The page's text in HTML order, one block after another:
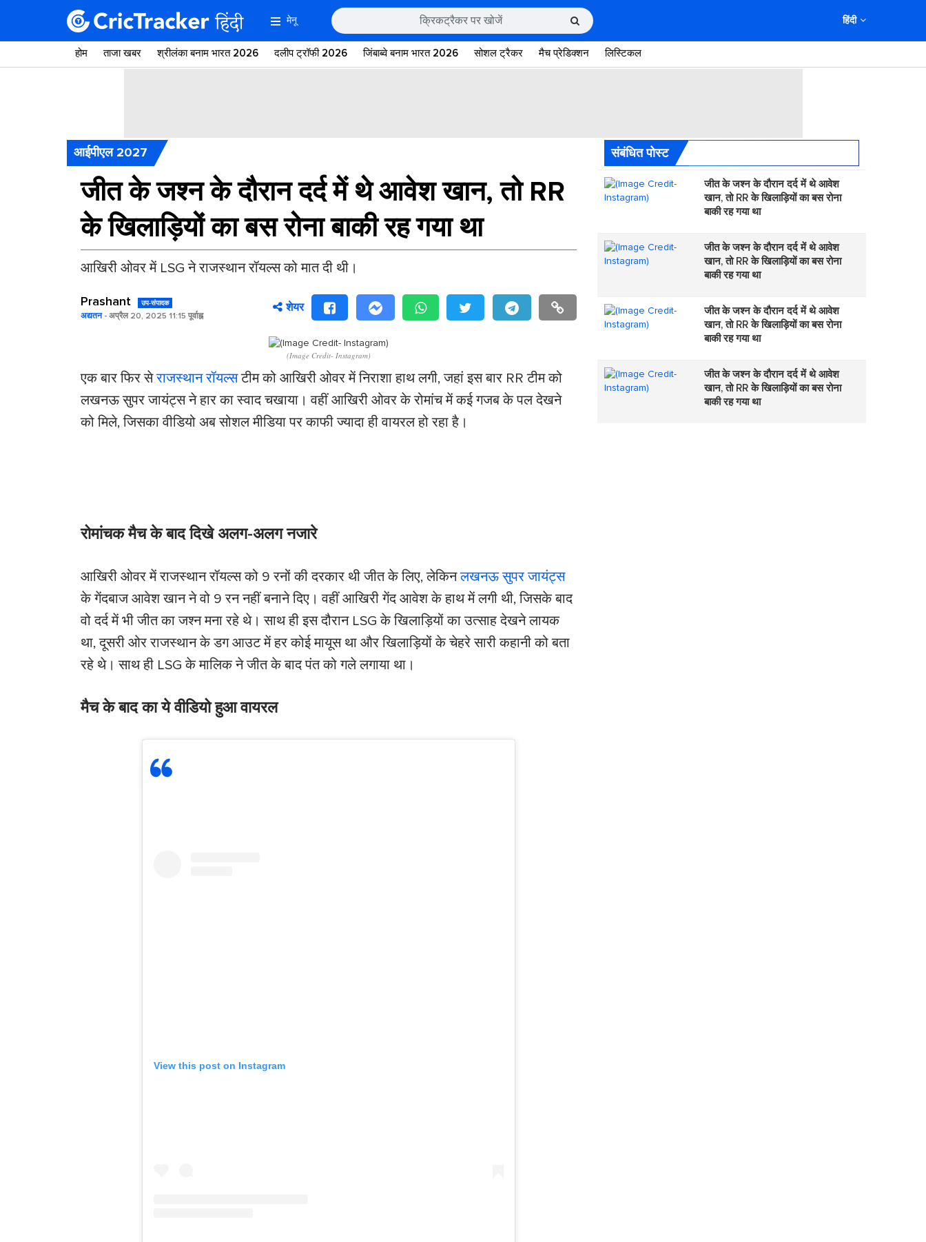
मेनू हिंदी
होम ताजा खबर श्रीलंका बनाम भारत 2026 दलीप ट्रॉफी 2026 जिंबाब्वे बनाम भारत 2026 सोशल ट्रैकर मैच प्रेडिक्शन लिस्टिकल
आईपीएल 2027
जीत के जश्न के दौरान दर्द में थे आवेश खान, तो RR
के खिलाड़ियों का बस रोना बाकी रह गया था
आखिरी ओवर में LSG ने राजस्थान रॉयल्स को मात दी थी।
Prashant उप-संपादक
अद्यतन- अप्रैल 20, 2025 11:15 पूर्वाह्न
शेयर
(Image Credit- Instagram)
एक बार फिर सेराजस्थान रॉयल्सटीम को आखिरी ओवर में निराशा हाथ लगी, जहां इस बार RR टीम को
लखनऊ सुपर जायंट्स ने हार का स्वाद चखाया। वहीं आखिरी ओवर के रोमांच में कई गजब के पल देखने
को मिले, जिसका वीडियो अब सोशल मीडिया पर काफी ज्यादा ही वायरल हो रहा है।
रोमांचक मैच के बाद दिखे अलग-अलग नजारे
आखिरी ओवर में राजस्थान रॉयल्स को 9 रनों की दरकार थी जीत के लिए, लेकिनलखनऊ सुपर जायंट्स
के गेंदबाज आवेश खान ने वो 9 रन नहीं बनाने दिए। वहीं आखिरी गेंद आवेश के हाथ में लगी थी, जिसके बाद
वो दर्द में भी जीत का जश्न मना रहे थे। साथ ही इस दौरान LSG के खिलाड़ियों का उत्साह देखने लायक
था, दूसरी ओर राजस्थान के डग आउट में हर कोई मायूस था और खिलाड़ियों के चेहरे सारी कहानी को बता
रहे थे। साथ ही LSG के मालिक ने जीत के बाद पंत को गले लगाया था।
मैच के बाद का ये वीडियो हुआ वायरल
View this post on Instagram
संबंधित पोस्ट
जीत के जश्न के दौरान दर्द में थे आवेश
खान, तो RR के खिलाड़ियों का बस रोना
बाकी रह गया था
जीत के जश्न के दौरान दर्द में थे आवेश
खान, तो RR के खिलाड़ियों का बस रोना
बाकी रह गया था
जीत के जश्न के दौरान दर्द में थे आवेश
खान, तो RR के खिलाड़ियों का बस रोना
बाकी रह गया था
जीत के जश्न के दौरान दर्द में थे आवेश
खान, तो RR के खिलाड़ियों का बस रोना
बाकी रह गया था